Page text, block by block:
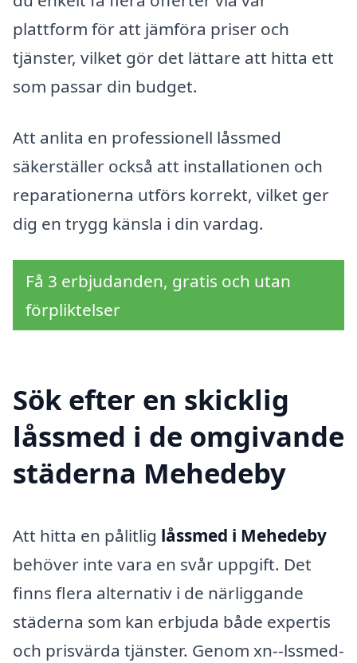
plattform för att jämföra priser och
tjänster, vilket gör det lättare att hitta ett
som passar din budget.
Att anlita en professionell låssmed
säkerställer också att installationen och
reparationerna utförs korrekt, vilket ger
dig en trygg känsla i din vardag.
Få 3 erbjudanden, gratis och utan
förpliktelser
Sök efter en skicklig
låssmed i de omgivande
städerna Mehedeby
Att hitta en pålitlig låssmed i Mehedeby
behöver inte vara en svår uppgift. Det
finns flera alternativ i de närliggande
städerna som kan erbjuda både expertis
och prisvärda tjänster. Genom xn--lssmed-